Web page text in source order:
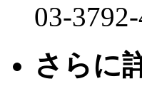
03-
さらに